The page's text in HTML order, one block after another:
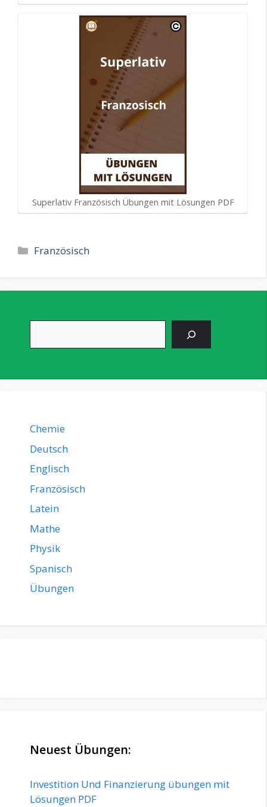
Superlativ Französisch Übungen mit Lösungen PDF
Kategorien
Französisch
Chemie
Deutsch
Englisch
Französisch
Latein
Mathe
Physik
Spanisch
Übungen
Neuest Übungen:
Investition Und Finanzierung übungen mit
Lösungen PDF